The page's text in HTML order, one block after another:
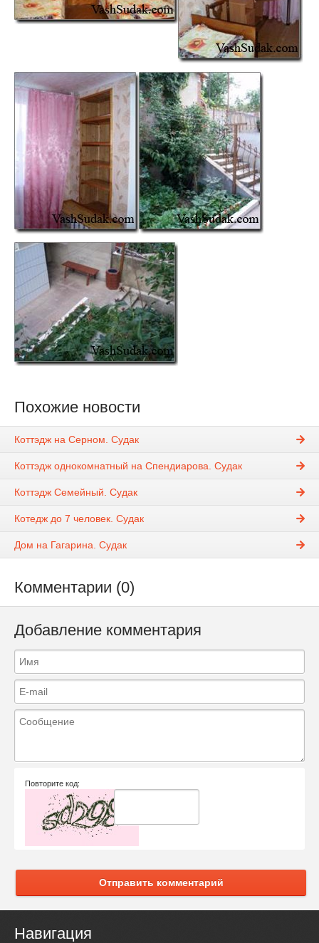
Похожие новости
Коттэдж на Серном. Судак
Коттэдж однокомнатный на Спендиарова. Судак
Коттэдж Семейный. Судак
Котедж до 7 человек. Судак
Дом на Гагарина. Судак
Комментарии (0)
Добавление комментария
Повторите код:
Отправить комментарий
Навигация